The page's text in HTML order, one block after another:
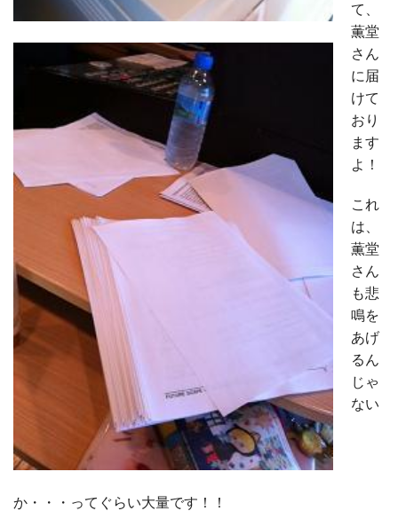
て、
薫堂
さん
に届
けて
おり
ます
よ！
これ
は、
薫堂
さん
も悲
鳴を
あげ
るん
じゃ
ない
か・・・ってぐらい大量です！！